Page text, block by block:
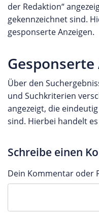
der Redaktion“
gekennzeichnet sind.
gesponserte Anzeigen.
Gesponserte
Über den
und Suchkriterien
angezeigt, die
sind. Hierbei handelt
Schreibe einen
Dein Kommentar oder